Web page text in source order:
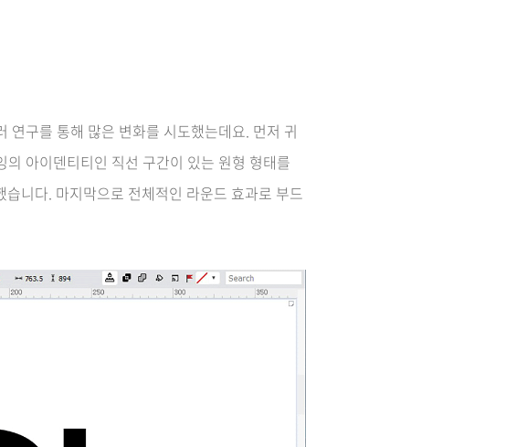
연구를 통해 많은 변화를 시도했는데요. 먼저 귀
아이덴티티인 직선 구간이 있는 원형 형태를
습니다. 마지막으로 전체적인 라운드 효과로 부드